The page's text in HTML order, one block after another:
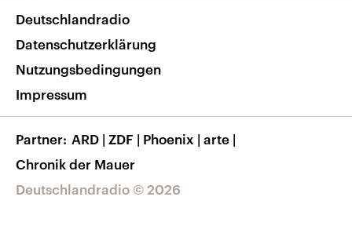
Nachrichten App
Frequenzen
Veranstaltungen
Musikliste
RSS
Barrierefreiheit
Deutschlandradio © 2026
Deutschlandradio
Datenschutzerklärung
Nutzungsbedingungen
Impressum
Partner ARD | ZDF | Phoenix | arte |
Chronik der Mauer